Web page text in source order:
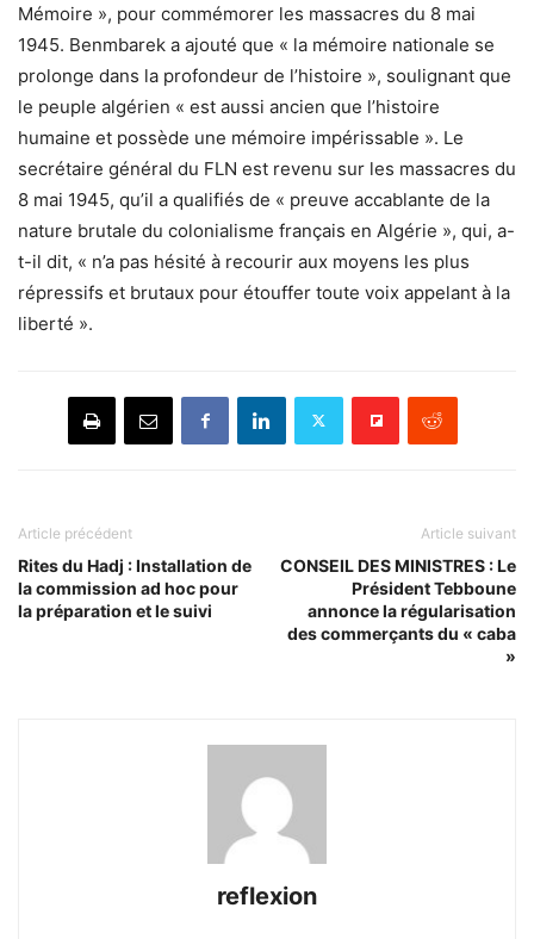
Mémoire », pour commémorer les massacres du 8 mai
1945. Benmbarek a ajouté que « la mémoire nationale se
prolonge dans la profondeur de l’histoire », soulignant que
le peuple algérien « est aussi ancien que l’histoire
humaine et possède une mémoire impérissable ». Le
secrétaire général du FLN est revenu sur les massacres du
8 mai 1945, qu’il a qualifiés de « preuve accablante de la
nature brutale du colonialisme français en Algérie », qui, a-
t-il dit, « n’a pas hésité à recourir aux moyens les plus
répressifs et brutaux pour étouffer toute voix appelant à la
liberté ».
Article précédent
Rites du Hadj : Installation de
la commission ad hoc pour
la préparation et le suivi
Article suivant
CONSEIL DES MINISTRES : Le
Président Tebboune
annonce la régularisation
des commerçants du « caba
»
reflexion